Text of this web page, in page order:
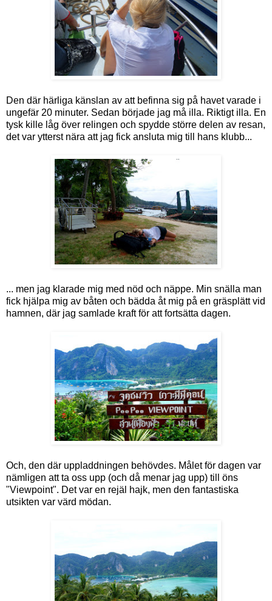
Den där härliga känslan av att befinna sig på havet varade i
ungefär 20 minuter. Sedan började jag må illa. Riktigt illa. En
tysk kille låg över relingen och spydde större delen av resan,
det var ytterst nära att jag fick ansluta mig till hans klubb...
... men jag klarade mig med nöd och näppe. Min snälla man
fick hjälpa mig av båten och bädda åt mig på en gräsplätt vid
hamnen, där jag samlade kraft för att fortsätta dagen.
Och, den där uppladdningen behövdes. Målet för dagen var
nämligen att ta oss upp (och då menar jag upp) till öns
"Viewpoint". Det var en rejäl hajk, men den fantastiska
utsikten var värd mödan.